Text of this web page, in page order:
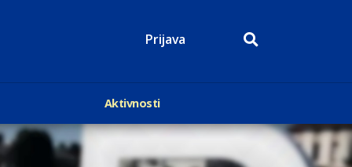
Prijava
Aktivnosti
Događaji
Kalendar